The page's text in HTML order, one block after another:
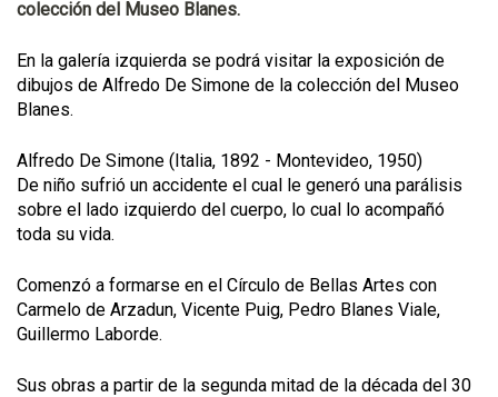
colección del Museo Blanes.
En la galería izquierda se podrá visitar la exposición de
dibujos de Alfredo De Simone de la colección del Museo
Blanes.
Alfredo De Simone (Italia, 1892 - Montevideo, 1950)
De niño sufrió un accidente el cual le generó una parálisis
sobre el lado izquierdo del cuerpo, lo cual lo acompañó
toda su vida.
Comenzó a formarse en el Círculo de Bellas Artes con
Carmelo de Arzadun, Vicente Puig, Pedro Blanes Viale,
Guillermo Laborde.
Sus obras a partir de la segunda mitad de la década del 30